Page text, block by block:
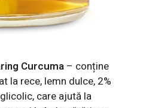
Curcuma – conține
la rece, lemn dulce, 2%
care ajută la